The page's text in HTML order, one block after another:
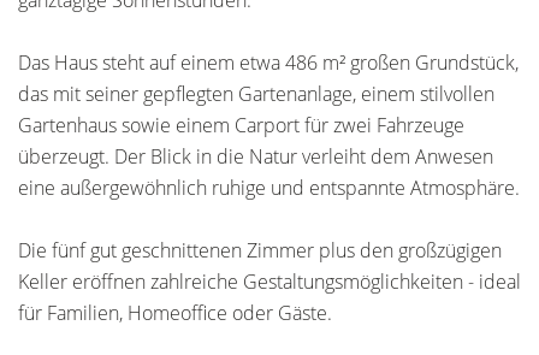
Das Haus steht auf einem etwa 486 m² großen Grundstück,
das mit seiner gepflegten Gartenanlage, einem stilvollen
Gartenhaus sowie einem Carport für zwei Fahrzeuge
überzeugt. Der Blick in die Natur verleiht dem Anwesen
eine außergewöhnlich ruhige und entspannte Atmosphäre.
Die fünf gut geschnittenen Zimmer plus den großzügigen
Keller eröffnen zahlreiche Gestaltungsmöglichkeiten - ideal
für Familien, Homeoffice oder Gäste.